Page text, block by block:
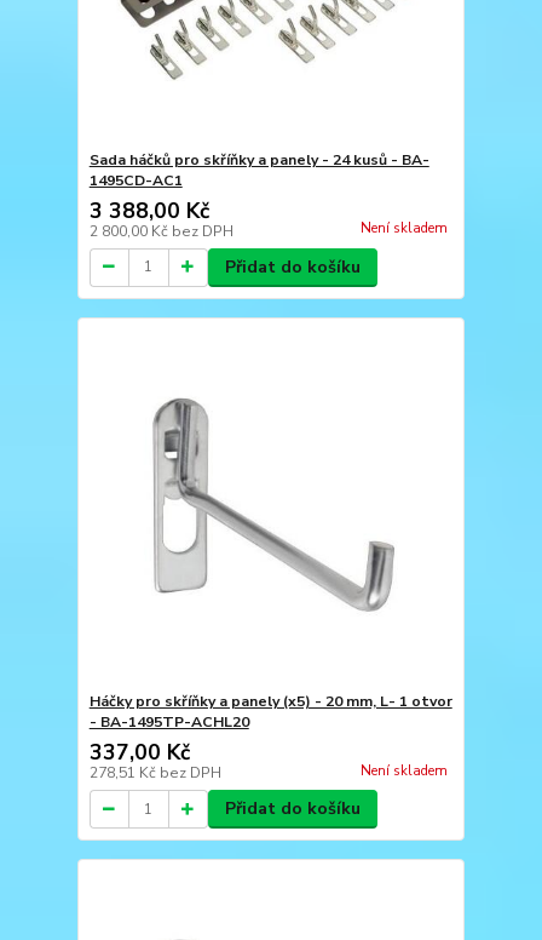
Sada háčků pro skříňky a panely - 24 kusů - BA-
1495CD-AC1
3 388,00 Kč
2 800,00 Kč bez DPH Není skladem
Přidat do košíku
Háčky pro skříňky a panely (x5) - 20 mm, L- 1 otvor
- BA-1495TP-ACHL20
337,00 Kč
278,51 Kč bez DPH Není skladem
Přidat do košíku